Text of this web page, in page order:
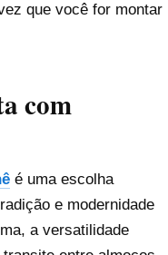
que você for montar
com
é uma escolha
e modernidade
a versatilidade